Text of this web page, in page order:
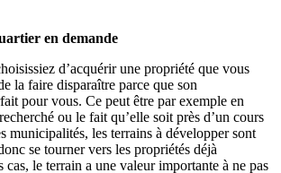
en demande
d’acquérir une propriété que vous
la faire disparaître parce que son
pour vous. Ce peut être par exemple en
ou le fait qu’elle soit près d’un cours
municipalités, les terrains à développer sont
se tourner vers les propriétés déjà
cas, le terrain a une valeur importante à ne pas